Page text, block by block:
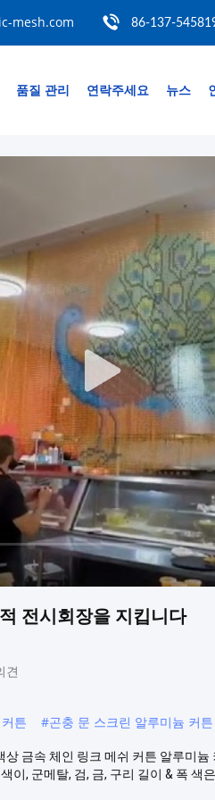
mesh.com 86-137-
품질 관리 연락주세요 뉴스
전시회장을 지킵니다
견
튼 #곤충 문 스크린 알루미늄 커튼
금속 체인 링크 메쉬 커튼 알루미늄
이, 군메탈, 검, 금, 구리 길이 & 폭